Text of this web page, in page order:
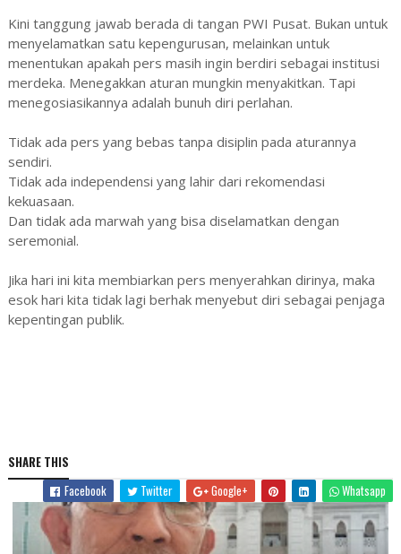
Kini tanggung jawab berada di tangan PWI Pusat. Bukan untuk
menyelamatkan satu kepengurusan, melainkan untuk
menentukan apakah pers masih ingin berdiri sebagai institusi
merdeka. Menegakkan aturan mungkin menyakitkan. Tapi
menegosiasikannya adalah bunuh diri perlahan.
Tidak ada pers yang bebas tanpa disiplin pada aturannya
sendiri.
Tidak ada independensi yang lahir dari rekomendasi
kekuasaan.
Dan tidak ada marwah yang bisa diselamatkan dengan
seremonial.
Jika hari ini kita membiarkan pers menyerahkan dirinya, maka
esok hari kita tidak lagi berhak menyebut diri sebagai penjaga
kepentingan publik.
SHARE THIS
Facebook
Twitter Google+ Whatsapp